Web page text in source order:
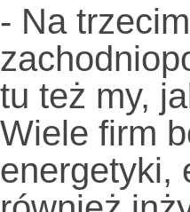
- Na
tu też my,
Wiele firm
energetyki,